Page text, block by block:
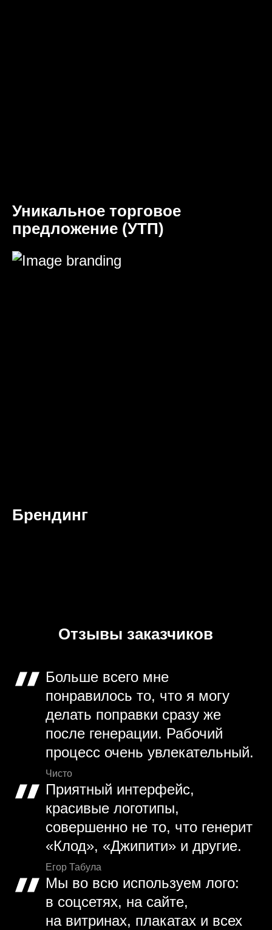
Уникальное торговое
предложение (УТП)
Брендинг
Отзывы заказчиков
Больше всего мне
понравилось то, что я могу
делать поправки сразу же
после генерации. Рабочий
процесс очень увлекательный.
Чисто
Приятный интерфейс,
красивые логотипы,
совершенно не то, что генерит
«Клод», «Джипити» и другие.
Егор Табула
Мы во всю используем лого:
в соцсетях, на сайте,
на витринах, плакатах и всех